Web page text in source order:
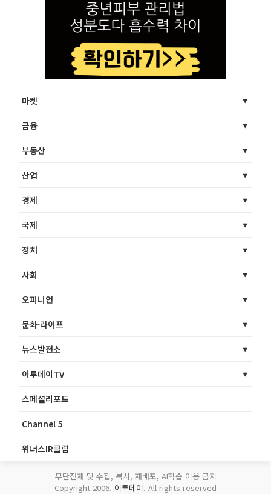
마켓
금융
부동산
산업
경제
국제
정치
사회
오피니언
문화·라이프
뉴스발전소
이투데이TV
스페셜리포트
Channel 5
위너스IR클럽
무단전재 및 수집, 복사, 재배포, AI학습 이용 금지
Copyright 2006. 이투데이. All rights reserved